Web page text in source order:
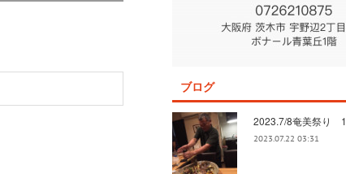
ブログ
2023.7/8奄美祭り 1
2023.07.22 03:31